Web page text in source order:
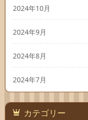
2024年10月
2024年9月
2024年8月
2024年7月
カテゴリー